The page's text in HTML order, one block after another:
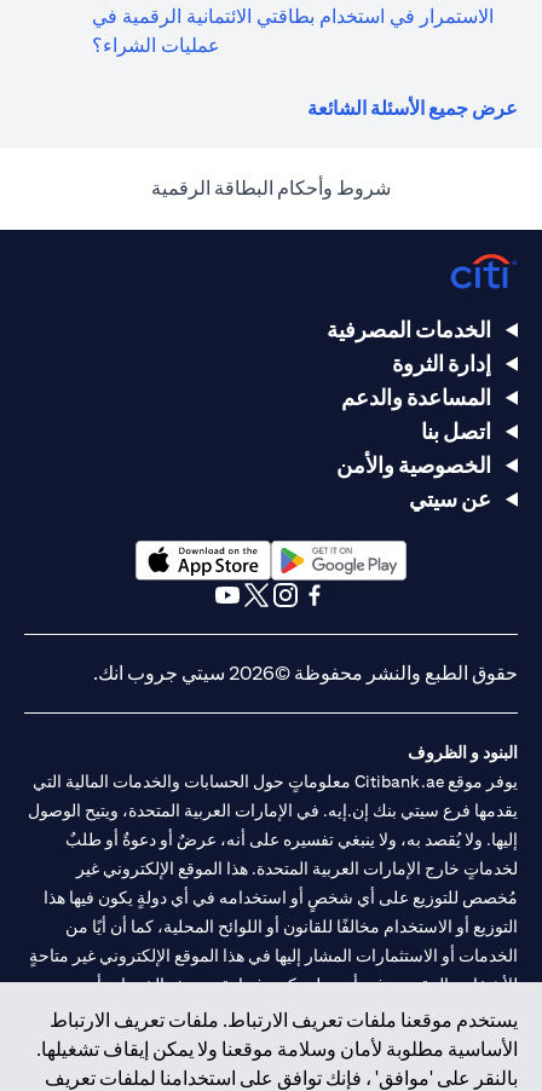
الاستمرار في استخدام بطاقتي الائتمانية الرقمية في
عمليات الشراء؟
عرض جميع الأسئلة الشائعة
شروط وأحكام البطاقة الرقمية
يستخدم موقعنا ملفات تعريف الارتباط. ملفات تعريف الارتباط
الأساسية مطلوبة لأمان وسلامة موقعنا ولا يمكن إيقاف تشغيلها.
بالنقر على 'موافق' ، فإنك توافق على استخدامنا لملفات تعريف
الخدمات المصرفية
إدارة الثروة
المساعدة والدعم
اتصل بنا
الخصوصية والأمن
عن سيتي
(opens in a new tab)
حقوق الطبع والنشر محفوظة ©2026 سيتي جروب انك.
البنود و الظروف
يوفر موقع Citibank.ae معلوماتٍ حول الحسابات والخدمات المالية التي
يقدمها فرع سيتي بنك إن.إيه. في الإمارات العربية المتحدة، ويتيح الوصول
إليها. ولا يُقصد به، ولا ينبغي تفسيره على أنه، عرضٌ أو دعوةٌ أو طلبٌ
لخدماتٍ خارج الإمارات العربية المتحدة. هذا الموقع الإلكتروني غير
مُخصص للتوزيع على أي شخصٍ أو استخدامه في أي دولةٍ يكون فيها هذا
التوزيع أو الاستخدام مخالفًا للقانون أو اللوائح المحلية، كما أن أيًا من
الخدمات أو الاستثمارات المشار إليها في هذا الموقع الإلكتروني غير متاحةٍ
للأشخاص المقيمين في أي دولةٍ يكون فيها تقديم هذه الخدمات أو
الاستثمارات مخالفًا للقانون أو اللوائح المحلية.
سيتي بنك هي علامة خدمة لشركة Citigroup Inc. أو .Citibank N.A ،